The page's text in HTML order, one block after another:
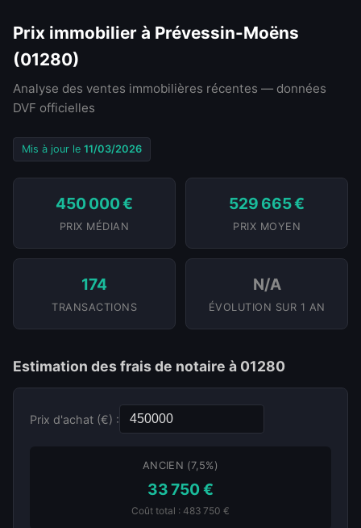
Prix immobilier à Prévessin-Moëns
(01280)
Analyse des ventes immobilières récentes — données
DVF officielles
Mis à jour le 11/03/2026
450 000 €
PRIX MÉDIAN
529 665 €
PRIX MOYEN
174
TRANSACTIONS
N/A
ÉVOLUTION SUR 1 AN
Estimation des frais de notaire à 01280
Prix d'achat (€) :
ANCIEN (7,5%)
33 750 €
Coût total : 483 750 €